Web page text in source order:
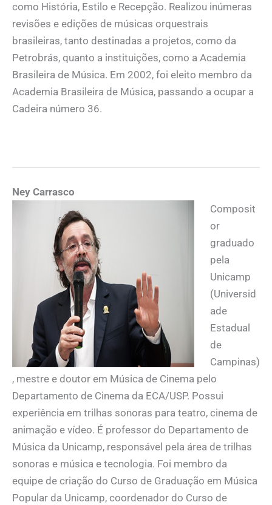
como História, Estilo e Recepção. Realizou inúmeras
revisões e edições de músicas orquestrais
brasileiras, tanto destinadas a projetos, como da
Petrobrás, quanto a instituições, como a Academia
Brasileira de Música. Em 2002, foi eleito membro da
Academia Brasileira de Música, passando a ocupar a
Cadeira número 36.
Ney Carrasco
Composit
or
graduado
pela
Unicamp
(Universid
ade
Estadual
de
Campinas)
, mestre e doutor em Música de Cinema pelo
Departamento de Cinema da ECA/USP. Possui
experiência em trilhas sonoras para teatro, cinema de
animação e vídeo. É professor do Departamento de
Música da Unicamp, responsável pela área de trilhas
sonoras e música e tecnologia. Foi membro da
equipe de criação do Curso de Graduação em Música
Popular da Unicamp, coordenador do Curso de